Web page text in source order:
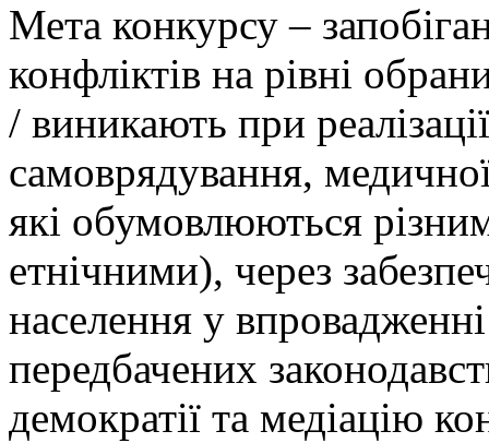
Мета конкурсу –
конфліктів на рівні
/ виникають при
самоврядування,
які обумовлюються
етнічними), через
населення у
передбачених
демократії та медіацію